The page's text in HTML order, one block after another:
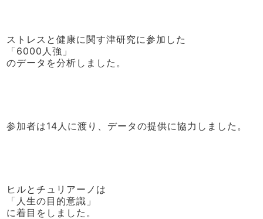
ストレスと健康に関す津研究に参加した
「6000人強」
のデータを分析しました。
参加者は14人に渡り、データの提供に協力しました。
ヒルとチュリアーノは
「人生の目的意識」
に着目をしました。